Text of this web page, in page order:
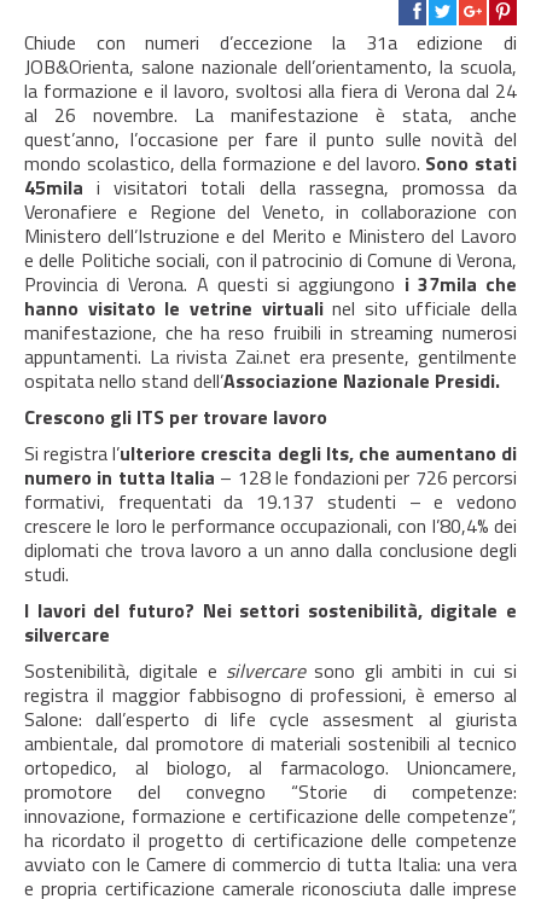
Chiude con numeri d’eccezione la 31a edizione di
JOB&Orienta, salone nazionale dell’orientamento, la scuola,
la formazione e il lavoro, svoltosi alla fiera di Verona dal 24
al 26 novembre. La manifestazione è stata, anche
quest’anno, l’occasione per fare il punto sulle novità del
mondo scolastico, della formazione e del lavoro. Sono stati
45mila i visitatori totali della rassegna, promossa da
Veronafiere e Regione del Veneto, in collaborazione con
Ministero dell’Istruzione e del Merito e Ministero del Lavoro
e delle Politiche sociali, con il patrocinio di Comune di Verona,
Provincia di Verona. A questi si aggiungono i 37mila che
hanno visitato le vetrine virtualinel sito ufficiale della
manifestazione, che ha reso fruibili in streaming numerosi
appuntamenti. La rivista Zai.net era presente, gentilmente
ospitata nello stand dell’Associazione Nazionale Presidi.
Crescono gli ITS per trovare lavoro
Si registra l’ulteriore crescita degli Its, che aumentano di
numero in tutta Italia – 128 le fondazioni per 726 percorsi
formativi, frequentati da 19.137 studenti – e vedono
crescere le loro le performance occupazionali, con l’80,4% dei
diplomati che trova lavoro a un anno dalla conclusione degli
studi.
I lavori del futuro? Nei settori sostenibilità, digitale e
silvercare
Sostenibilità, digitale e silvercaresono gli ambiti in cui si
registra il maggior fabbisogno di professioni, è emerso al
Salone: dall’esperto di life cycle assesment al giurista
ambientale, dal promotore di materiali sostenibili al tecnico
ortopedico, al biologo, al farmacologo. Unioncamere,
promotore del convegno “Storie di competenze:
innovazione, formazione e certificazione delle competenze”,
ha ricordato il progetto di certificazione delle competenze
avviato con le Camere di commercio di tutta Italia: una vera
e propria certificazione camerale riconosciuta dalle imprese